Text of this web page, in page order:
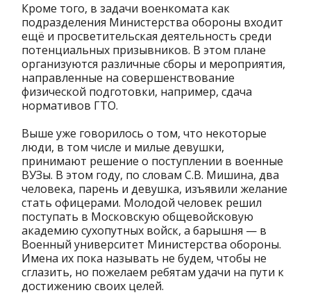
Кроме того, в задачи военкомата как
подразделения Министерства обороны входит
ещё и просветительская деятельность среди
потенциальных призывников. В этом плане
организуются различные сборы и мероприятия,
направленные на совершенствование
физической подготовки, например, сдача
нормативов ГТО.
Выше уже говорилось о том, что некоторые
люди, в том числе и милые девушки,
принимают решение о поступлении в военные
ВУЗы. В этом году, по словам С.В. Мишина, два
человека, парень и девушка, изъявили желание
стать офицерами. Молодой человек решил
поступать в Московскую общевойсковую
академию сухопутных войск, а барышня — в
Военный университет Министерства обороны.
Имена их пока называть не будем, чтобы не
сглазить, но пожелаем ребятам удачи на пути к
достижению своих целей.